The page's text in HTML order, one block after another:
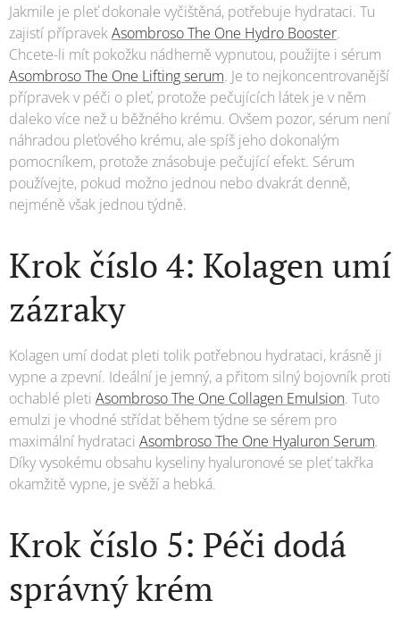
Jakmile je pleť dokonale vyčištěná, potřebuje hydrataci. Tu
zajistí přípravekAsombroso The One Hydro Booster.
Chcete-li mít pokožku nádherně vypnutou, použijte i sérum
Asombroso The One Lifting serum. Je to nejkoncentrovanější
přípravek v péči o pleť, protože pečujících látek je v něm
daleko více než u běžného krému. Ovšem pozor, sérum není
náhradou pleťového krému, ale spíš jeho dokonalým
pomocníkem, protože znásobuje pečující efekt. Sérum
používejte, pokud možno jednou nebo dvakrát denně,
nejméně však jednou týdně.
Krok číslo 4: Kolagen umí
zázraky
Kolagen umí dodat pleti tolik potřebnou hydrataci, krásně ji
vypne a zpevní. Ideální je jemný, a přitom silný bojovník proti
ochablé pleti Asombroso The One Collagen Emulsion. Tuto
emulzi je vhodné střídat během týdne se sérem pro
maximální hydrataci Asombroso The One Hyaluron Serum.
Díky vysokému obsahu kyseliny hyaluronové se pleť takřka
okamžitě vypne, je svěží a hebká.
Krok číslo 5: Péči dodá
správný krém